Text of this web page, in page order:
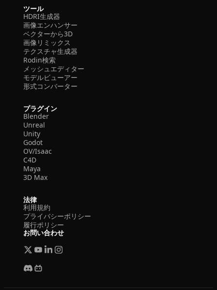
ツール
HDRI生成器
画像エンハンサー
ベクターから3D
画像リミックス
テクスチャ生成器
Rodin検索
メッシュエディター
モデルビューアー
形式コンバーター
プラグイン
Blender
Unreal
Unity
Godot
OV/Isaac
C4D
Maya
3D Max
法律
利用規約
プライバシーポリシー
履行ポリシー
お問い合わせ